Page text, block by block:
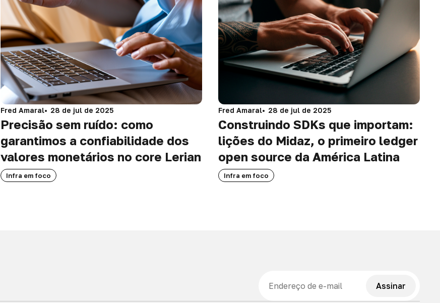
Fred Amaral 28 de jul de 2025
Precisão sem ruído: como
garantimos a confiabilidade dos
valores monetários no core Lerian
Infra em foco
Fred Amaral 28 de jul de 2025
Construindo SDKs que importam:
lições do Midaz, o primeiro ledger
open source da América Latina
Infra em foco
E-mail Assinar